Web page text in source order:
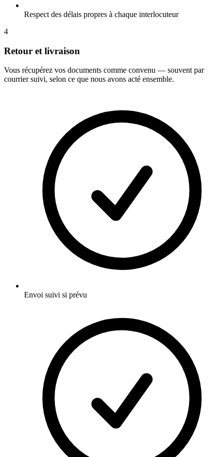
Respect des délais propres à chaque interlocuteur
4
Retour et livraison
Vous récupérez vos documents comme convenu — souvent par
courrier suivi, selon ce que nous avons acté ensemble.
Envoi suivi si prévu